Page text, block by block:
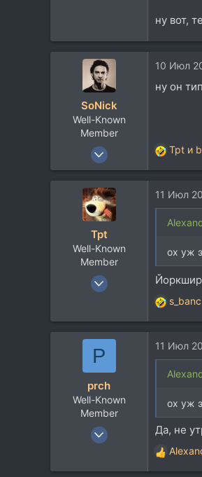
ну вот,
SoNick
Well-Known
Member
22 Сен 2004
15.782
10.259
10 Июл
ну он
Р
е
к
ц
Tpt и
Tpt
Well-Known
Member
3 Июл 2005
113
11 Июл
ох уж
Р
е
к
ц
s_banc
P
prch
Well-Known
Member
7 Янв 2022
11 Июл
ох уж
Да, не
Р
е